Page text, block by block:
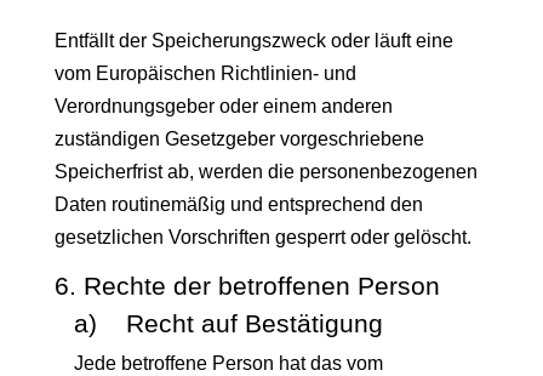
Entfällt der Speicherungszweck oder läuft eine
vom Europäischen Richtlinien- und
Verordnungsgeber oder einem anderen
zuständigen Gesetzgeber vorgeschriebene
Speicherfrist ab, werden die personenbezogenen
Daten routinemäßig und entsprechend den
gesetzlichen Vorschriften gesperrt oder gelöscht.
6. Rechte der betroffenen Person
a) Recht auf Bestätigung
Jede betroffene Person hat das vom